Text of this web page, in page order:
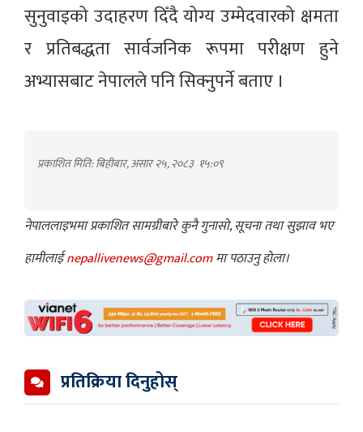
सुनुवाइको उदाहरण दिँदै योग्य उम्मेदवारको क्षमता
र प्रतिबद्धता सार्वजनिक रूपमा परीक्षण हुने
अभ्यासबाट नेपालले पनि सिक्नुपर्ने बताए ।
प्रकाशित मिति: बिहीबार, असार २५, २०८३ १५:०९
नेपाललाइभमा प्रकाशित सामग्रीबारे कुनै गुनासो, सूचना तथा सुझाव भए
हामीलाईnepallivenews@gmail.comमा पठाउनु होला।
प्रतिक्रिया दिनुहोस्